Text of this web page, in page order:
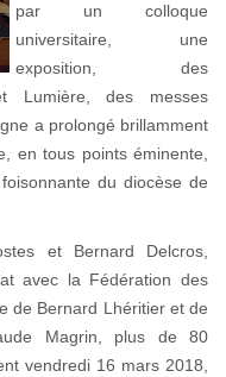
par un colloque
universitaire, une
exposition, des
Lumière, des messes
a prolongé brillamment
en tous points éminente,
du diocèse de
et Bernard Delcros,
avec la Fédération des
de Bernard Lhéritier et de
Magrin, plus de 80
vendredi 16 mars 2018,